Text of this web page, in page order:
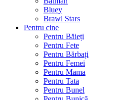
Bluey
Brawl Stars
Pentru cine
Pentru Băieți
Pentru Fete
Pentru Bărbați
Pentru Femei
Pentru Mama
Pentru Tata
Pentru Bunel